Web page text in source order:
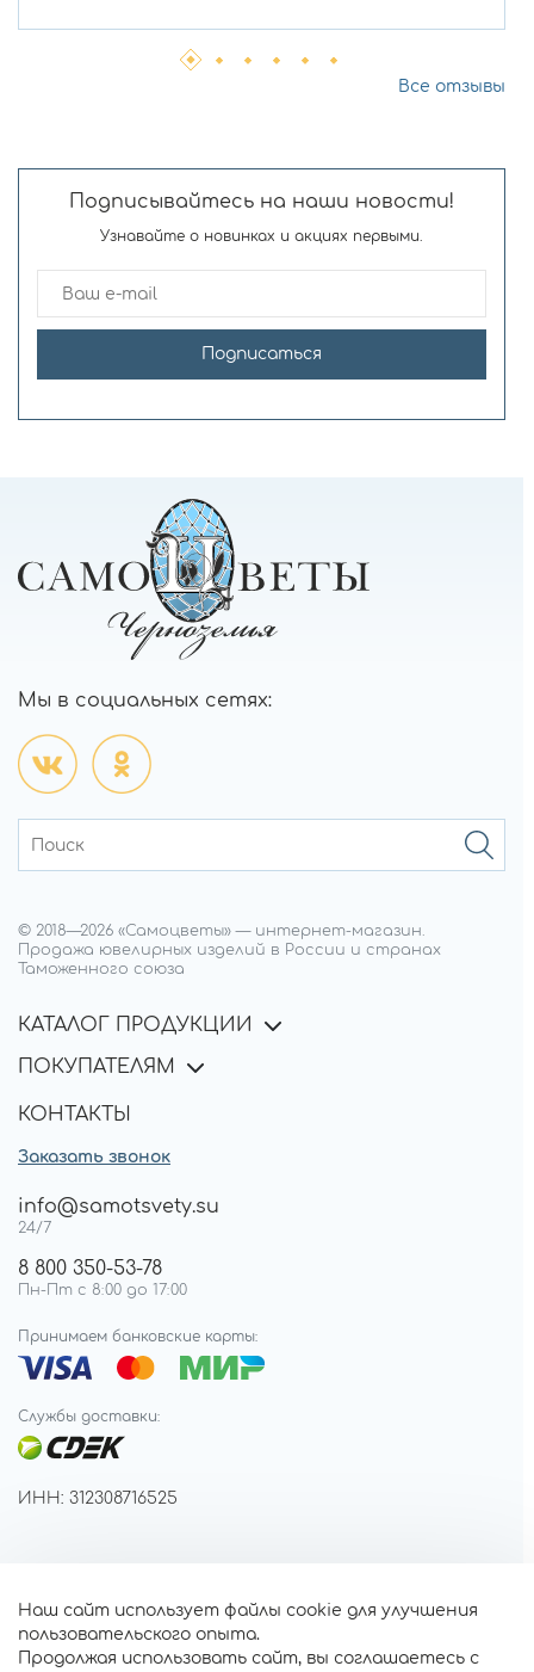
Все отзывы
Подписывайтесь на наши новости!
Узнавайте о новинках и акциях первыми.
Подписаться
Мы в социальных сетях:
© 2018—2026 «Самоцветы» — интернет-магазин.
Продажа ювелирных изделий в России и странах
Таможенного союза
КАТАЛОГ ПРОДУКЦИИ
ПОКУПАТЕЛЯМ
КОНТАКТЫ
Заказать звонок
info@samotsvety.su
24/7
8 800 350-53-78
Пн-Пт с 8:00 до 17:00
Принимаем банковские карты:
Службы доставки:
ИНН: 312308716525
Наш сайт использует файлы cookie для улучшения
пользовательского опыта.
Продолжая использовать сайт, вы соглашаетесь с